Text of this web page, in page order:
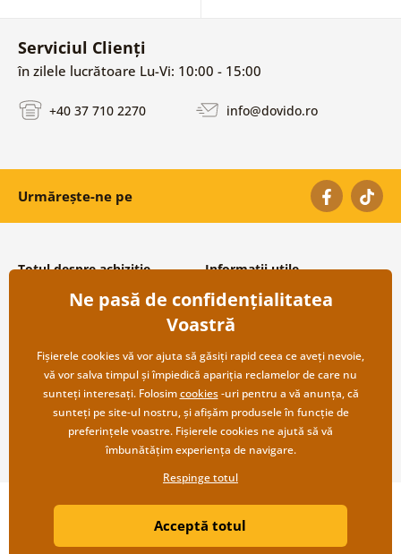
Serviciul Clienți
în zilele lucrătoare Lu-Vi: 10:00 - 15:00
+40 37 710 2270 info@dovido.ro
Urmărește-ne pe
Totul despre achiziție
Condiții și termeni generali
Protecția datelor personale
Transport și modalități de plată
Returnare
Informații utile
Despre noi
Întrebări frecvente
Contacte
Cooperare angro
Copyright ©2019 © Dovido.ro.
Litvanyi.sk| Magazinul online a fost creat de
Ne pasă de confidențialitatea
Voastră
Fișierele cookies vă vor ajuta să găsiți rapid ceea ce aveți nevoie,
vă vor salva timpul și împiedică apariția reclamelor de care nu
sunteți interesați. Folosimcookies-uri pentru a vă anunța, că
sunteți pe site-ul nostru, și afișăm produsele în funcție de
preferințele voastre. Fișierele cookies ne ajută să vă
îmbunătățim experiența de navigare.
Respinge totul
Acceptă totul